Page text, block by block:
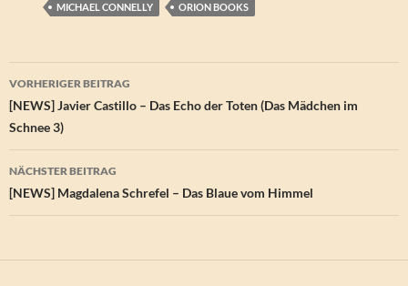
MICHAEL CONNELLY ORION BOOKS
Beitragsnavigation
VORHERIGER BEITRAG
[NEWS] Javier Castillo – Das Echo der Toten (Das Mädchen im
Schnee 3)
NÄCHSTER BEITRAG
[NEWS] Magdalena Schrefel – Das Blaue vom Himmel